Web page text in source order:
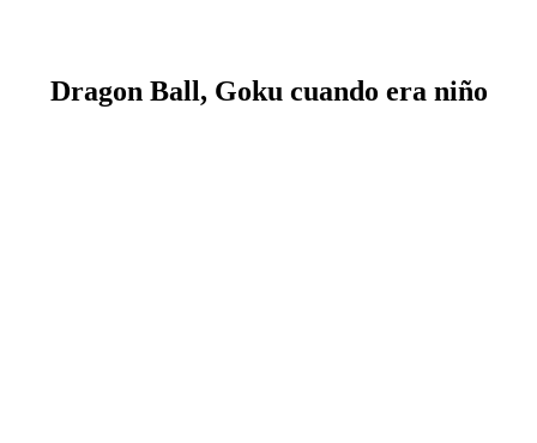
Dragon Ball, Goku cuando era niño